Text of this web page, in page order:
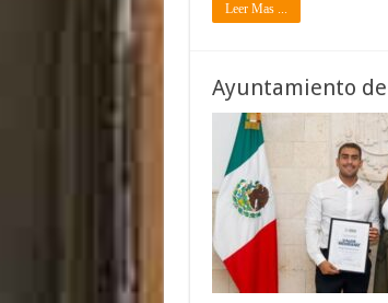
Leer Mas ...
Ayuntamiento